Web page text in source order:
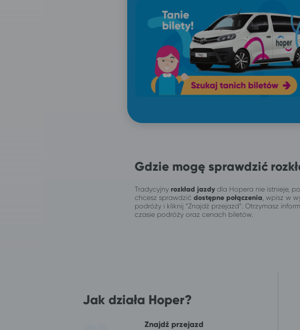
Gdzie mogę sprawdzić
Tradycyjny rozkład jazdydla Hopera nie istnieje,
chcesz sprawdzić dostępne połączenia , wpisz w
podróży i kliknij “Znajdź przejazd”. Otrzymasz
czasie podróży oraz cenach biletów.
Jak działa Hoper?
Znajdź przejazd